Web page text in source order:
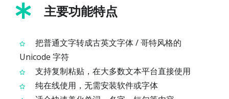
主要功能特点
把普通文字转成古英文字体 / 哥特风格的
Unicode 字符
支持复制粘贴，在大多数文本平台直接使用
纯在线使用，无需安装软件或字体